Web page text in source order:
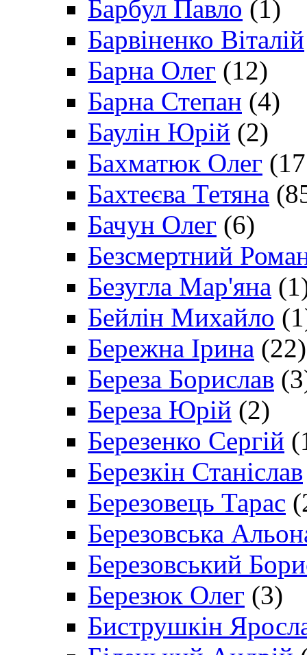
Барбул Павло (1)
Барвіненко Віталій
Барна Олег (12)
Барна Степан (4)
Баулін Юрій (2)
Бахматюк Олег
Бахтеєва Тетяна
Бачун Олег (6)
Безсмертний
Безугла Мар'яна
Бейлін Михайло
Бережна Ірина (22)
Береза Борислав
Береза Юрій (2)
Березенко Сергій
Березкін Станіслав
Березовець Тарас
Березовська
Березовський
Березюк Олег (3)
Биструшкін